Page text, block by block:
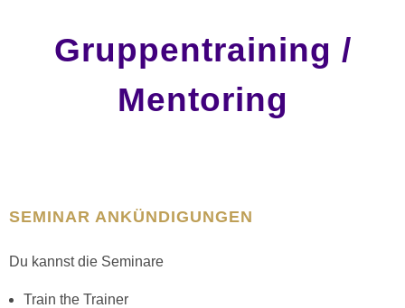
Gruppentraining /
Mentoring
SEMINAR ANKÜNDIGUNGEN
Du kannst die Seminare
Train the Trainer